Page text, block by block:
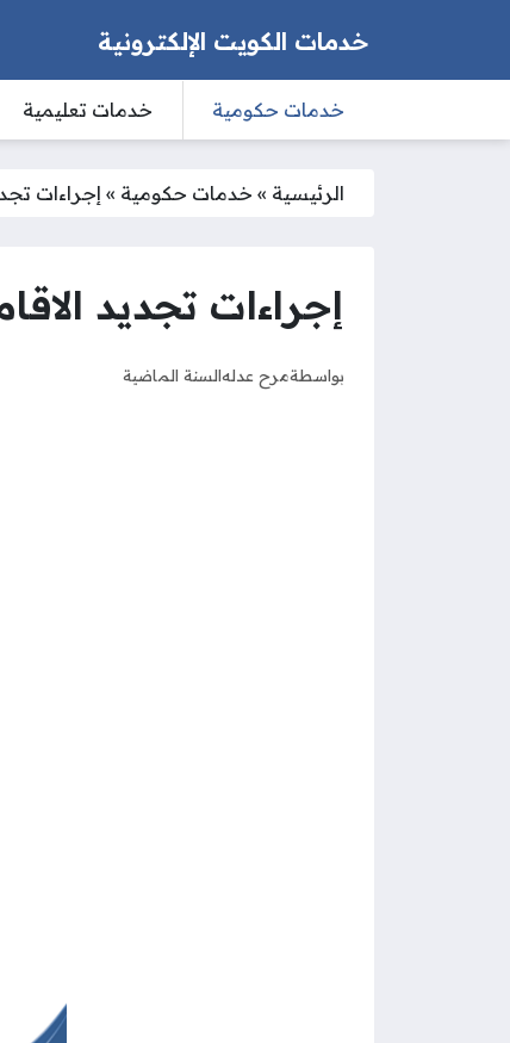
خدمات الكويت الإلكترونية
خدمات حكومية خدمات تعليمية
الرئيسية » خدمات حكومية » إجراءات
إجراءات تجديد
بواسطةمرح عدلهالسنة الماضية